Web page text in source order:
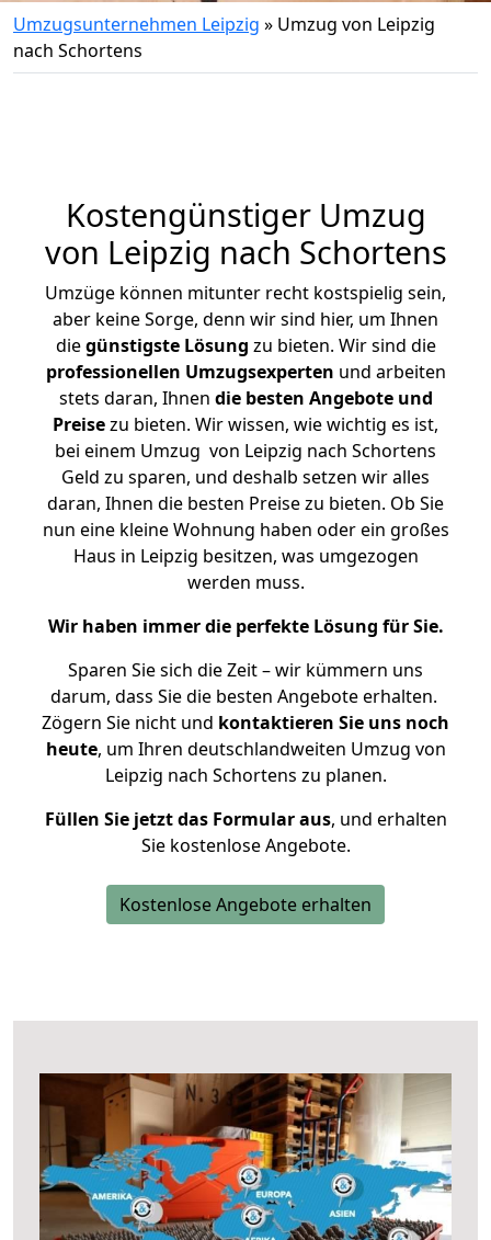
Umzugsunternehmen Leipzig » Umzug von Leipzig
nach Schortens
Kostengünstiger Umzug
von Leipzig nach Schortens
Umzüge können mitunter recht kostspielig sein,
aber keine Sorge, denn wir sind hier, um Ihnen
diegünstigste Lösung zu bieten. Wir sind die
professionellen Umzugsexperten und arbeiten
stets daran, Ihnen die besten Angebote und
Preisezu bieten. Wir wissen, wie wichtig es ist,
bei einem Umzug von Leipzig nach Schortens
Geld zu sparen, und deshalb setzen wir alles
daran, Ihnen die besten Preise zu bieten. Ob Sie
nun eine kleine Wohnung haben oder ein großes
Haus in Leipzig besitzen, was umgezogen
werden muss.
Wir haben immer die perfekte Lösung für Sie.
Sparen Sie sich die Zeit – wir kümmern uns
darum, dass Sie die besten Angebote erhalten.
Zögern Sie nicht und kontaktieren Sie uns noch
heute, um Ihren deutschlandweiten Umzug von
Leipzig nach Schortens zu planen.
Füllen Sie jetzt das Formular aus, und erhalten
Sie kostenlose Angebote.
Kostenlose Angebote erhalten